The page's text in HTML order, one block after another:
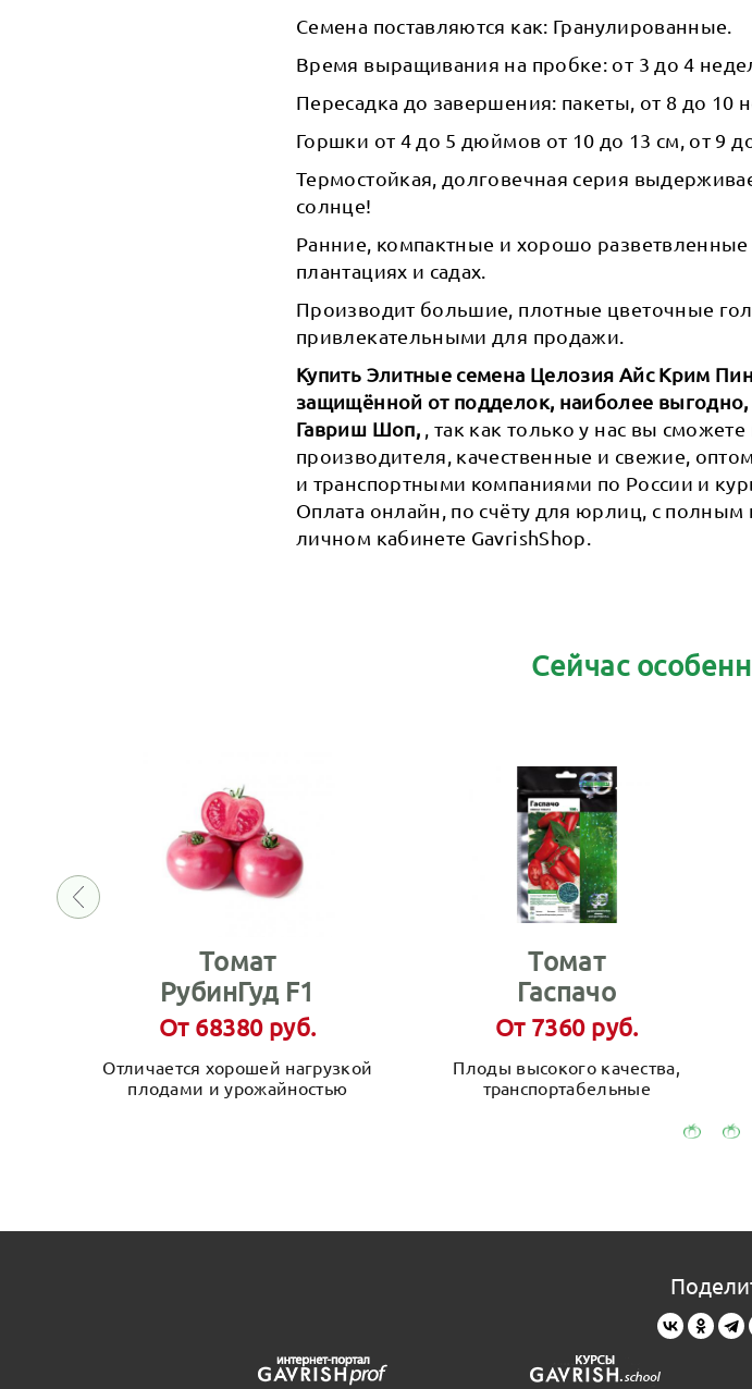
Семена поставляются как: Гранулированные.
Время выращивания на пробке: от 3 до 4
Пересадка до завершения: пакеты, от 8 до 10
Горшки от 4 до 5 дюймов от 10 до 13 см, от 9
Термостойкая, долговечная серия
солнце!
Ранние, компактные и хорошо
плантациях и садах.
Производит большие, плотные цветочные
привлекательными для продажи.
Купить Элитные семена Целозия Айс Крим
защищённой от подделок, наиболее
Гавриш Шоп,
, так как только у нас вы
производителя, качественные и свежие,
и транспортными компаниями по России и
Оплата онлайн, по счёту для юрлиц, с
личном кабинете GavrishShop.
Сейчас
Томат
РубинГуд F1
От 68380 руб.
Отличается хорошей нагрузкой
плодами и урожайностью
Томат
Гаспачо
От 7360 руб.
Плоды высокого качества,
транспортабельные